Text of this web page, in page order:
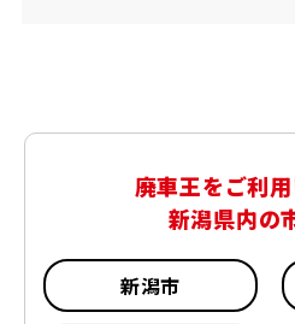
廃車王をご利
新潟県内の
新潟市